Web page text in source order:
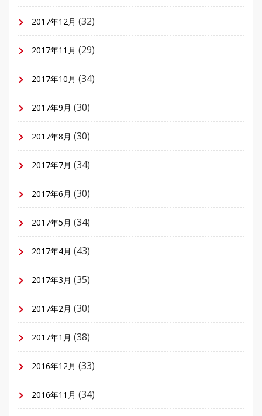
2017年12月 (32)
2017年11月 (29)
2017年10月 (34)
2017年9月 (30)
2017年8月 (30)
2017年7月 (34)
2017年6月 (30)
2017年5月 (34)
2017年4月 (43)
2017年3月 (35)
2017年2月 (30)
2017年1月 (38)
2016年12月 (33)
2016年11月 (34)